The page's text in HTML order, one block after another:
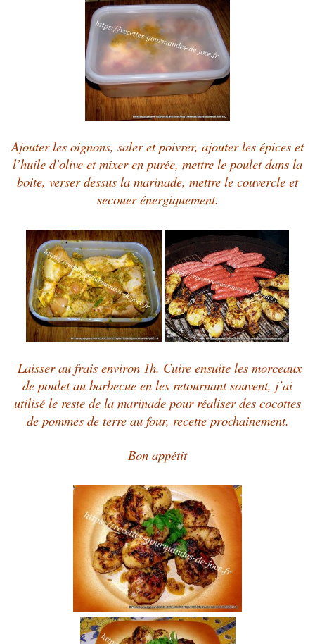
Ajouter les oignons, saler et poivrer, ajouter les épices et
l’huile d’olive et mixer en purée, mettre le poulet dans la
boite, verser dessus la marinade, mettre le couvercle et
secouer énergiquement.
Laisser au frais environ 1h. Cuire ensuite les morceaux
de poulet au barbecue en les retournant souvent, j’ai
utilisé le reste de la marinade pour réaliser des cocottes
de pommes de terre au four, recette prochainement.
Bon appétit